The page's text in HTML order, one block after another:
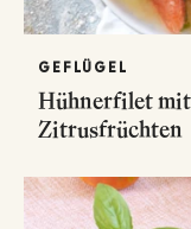
GEFLÜGEL
Hühnerfilet mit
Zitrusfrüchten